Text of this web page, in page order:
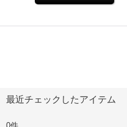
最近チェックしたアイテム